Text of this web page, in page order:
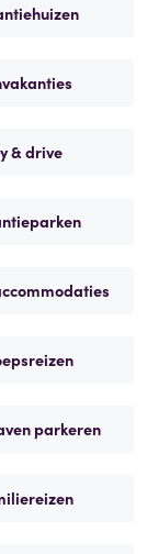
& drive
parkeren